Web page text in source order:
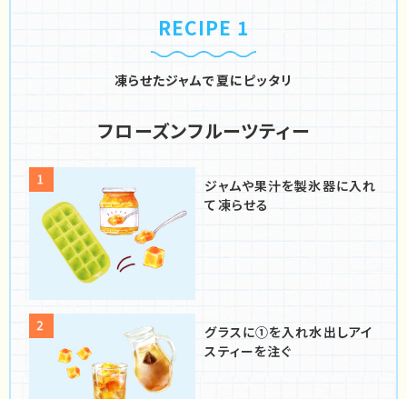
RECIPE 1
凍らせたジャムで夏にピッタリ
フローズンフルーツティー
ジャムや果汁を製氷器に入れ
て凍らせる
グラスに①を入れ水出しアイ
スティーを注ぐ